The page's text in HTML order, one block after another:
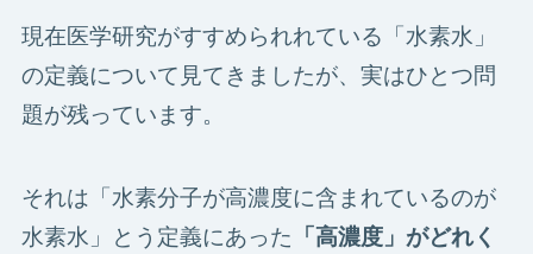
現在医学研究がすすめられれている「水素水」
の定義について見てきましたが、実はひとつ問
題が残っています。
それは「水素分子が高濃度に含まれているのが
水素水」とう定義にあった 「高濃度」がどれく